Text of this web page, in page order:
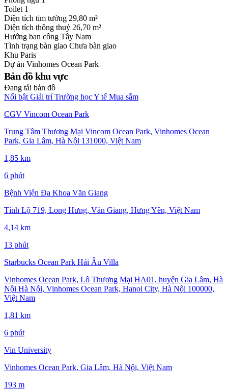
Toilet 1
Diện tích tim tường 29,80 m²
Diện tích thông thuỷ 26,70 m²
Hướng ban công Tây Nam
Tình trạng bàn giao Chưa bàn giao
Khu Paris
Dự án Vinhomes Ocean Park
Bản đồ khu vực
Đang tải bản đồ
Nổi bật Giải trí Trường họcY tế Mua sắm
CGV Vincom Ocean Park
Trung Tâm Thương Mại Vincom Ocean Park, Vinhomes Ocean
Park, Gia Lâm, Hà Nội 131000, Việt Nam
1,85 km
6 phút
Bệnh Viện Đa Khoa Văn Giang
Tỉnh Lộ 719, Long Hưng, Văn Giang, Hưng Yên, Việt Nam
4,14 km
13 phút
Starbucks Ocean Park Hải Âu Villa
Vinhomes Ocean Park, Lô Thương Mại HA01, huyện Gia Lâm, Hà
Nội Hà Nội, Vinhomes Ocean Park, Hanoi City, Hà Nội 100000,
Việt Nam
1,81 km
6 phút
Vin University
Vinhomes Ocean Park, Gia Lâm, Hà Nội, Việt Nam
193 m